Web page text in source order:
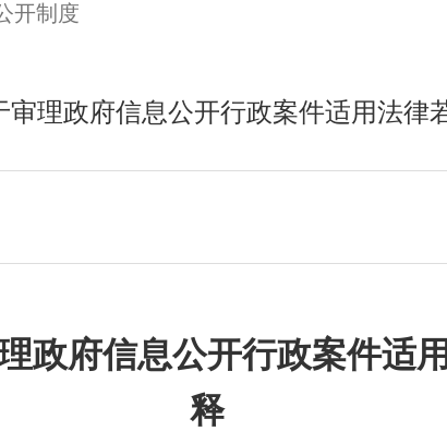
开制度
审理政府信息公开行政案件适用法律
政府信息公开行政案件适
释